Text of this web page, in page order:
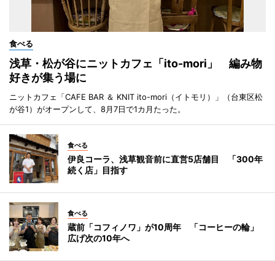
食べる
浅草・松が谷にニットカフェ「ito-mori」 編み物
好きが集う場に
ニットカフェ「CAFE BAR ＆ KNIT ito-mori（イトモリ）」（台東区松
が谷1）がオープンして、8月7日で1カ月たった。
食べる
伊良コーラ、浅草観音前に直営5店舗目 「300年
続く店」目指す
食べる
蔵前「コフィノワ」が10周年 「コーヒーの輪」
広げ次の10年へ